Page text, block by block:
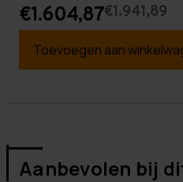
€1.604,87€1.941,89
Toevoegen aan
Aanbevolen bij